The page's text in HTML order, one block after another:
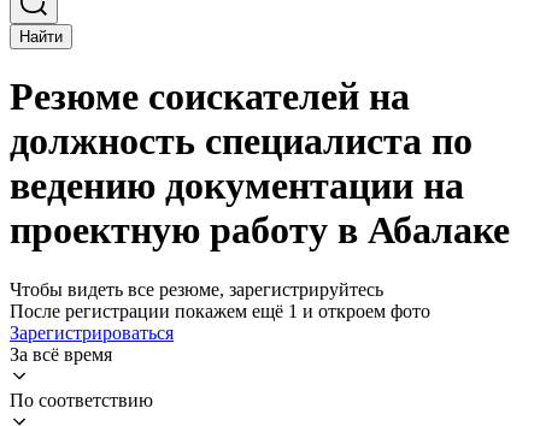
Найти
Резюме соискателей на
должность специалиста по
ведению документации на
проектную работу в Абалаке
Чтобы видеть все резюме, зарегистрируйтесь
После регистрации покажем ещё 1 и откроем фото
Зарегистрироваться
За всё время
По соответствию